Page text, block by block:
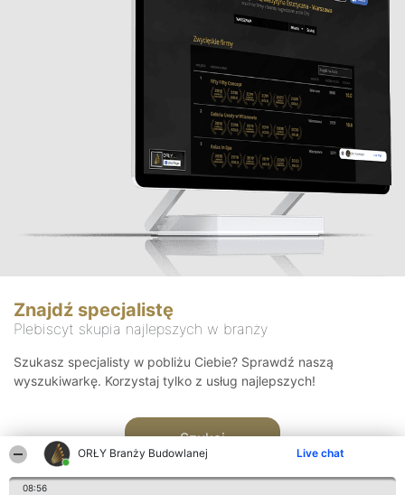
ORŁY Branży Budowlanej Live chat
08:56
Znajdź specjalistę
Plebiscyt skupia najlepszych w branży
Szukasz specjalisty w pobliżu Ciebie? Sprawdź naszą
wyszukiwarkę. Korzystaj tylko z usług najlepszych!
Szukaj